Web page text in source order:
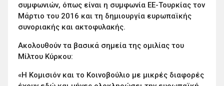
συμφωνιών, όπως είναι η συμφωνία ΕΕ-Τουρκίας τον
Μάρτιο του 2016 και τη δημιουργία ευρωπαϊκής
συνοριακής και ακτοφυλακής.
Ακολουθούν τα βασικά σημεία της ομιλίας του
Μίλτου Κύρκου:
«Η Κομισιόν και το Κοινοβούλιο με μικρές διαφορές